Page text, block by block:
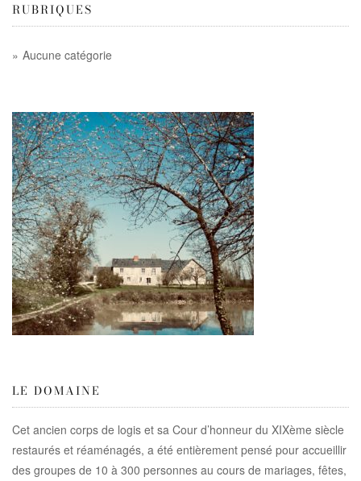
RUBRIQUES
Aucune catégorie
LE DOMAINE
Cet ancien corps de logis et sa Cour d’honneur du XIXème siècle
restaurés et réaménagés, a été entièrement pensé pour accueillir
des groupes de 10 à 300 personnes au cours de mariages, fêtes,